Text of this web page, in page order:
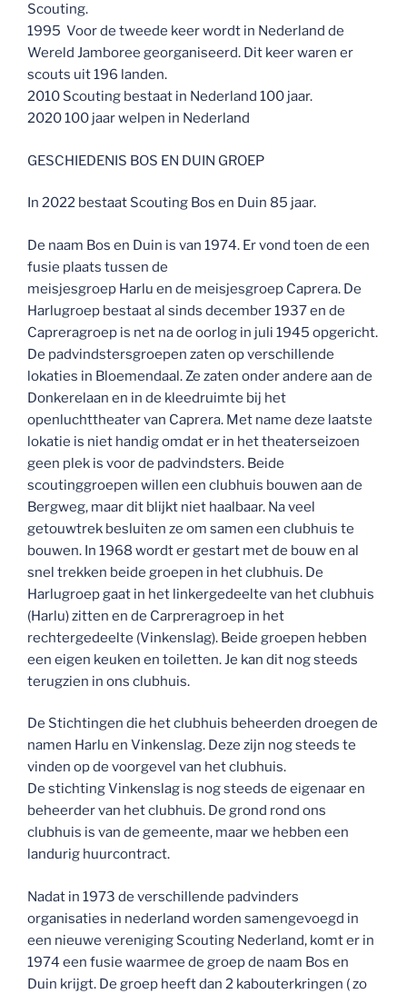
Scouting.
1995 Voor de tweede keer wordt in Nederland de
Wereld Jamboree georganiseerd. Dit keer waren er
scouts uit 196 landen.
2010 Scouting bestaat in Nederland 100 jaar.
2020 100 jaar welpen in Nederland
GESCHIEDENIS BOS EN DUIN GROEP
In 2022 bestaat Scouting Bos en Duin 85 jaar.
De naam Bos en Duin is van 1974. Er vond toen de een
fusie plaats tussen de
meisjesgroep Harlu en de meisjesgroep Caprera. De
Harlugroep bestaat al sinds december 1937 en de
Capreragroep is net na de oorlog in juli 1945 opgericht.
De padvindstersgroepen zaten op verschillende
lokaties in Bloemendaal. Ze zaten onder andere aan de
Donkerelaan en in de kleedruimte bij het
openluchttheater van Caprera. Met name deze laatste
lokatie is niet handig omdat er in het theaterseizoen
geen plek is voor de padvindsters. Beide
scoutinggroepen willen een clubhuis bouwen aan de
Bergweg, maar dit blijkt niet haalbaar. Na veel
getouwtrek besluiten ze om samen een clubhuis te
bouwen. In 1968 wordt er gestart met de bouw en al
snel trekken beide groepen in het clubhuis. De
Harlugroep gaat in het linkergedeelte van het clubhuis
(Harlu) zitten en de Carpreragroep in het
rechtergedeelte (Vinkenslag). Beide groepen hebben
een eigen keuken en toiletten. Je kan dit nog steeds
terugzien in ons clubhuis.
De Stichtingen die het clubhuis beheerden droegen de
namen Harlu en Vinkenslag. Deze zijn nog steeds te
vinden op de voorgevel van het clubhuis.
De stichting Vinkenslag is nog steeds de eigenaar en
beheerder van het clubhuis. De grond rond ons
clubhuis is van de gemeente, maar we hebben een
landurig huurcontract.
Nadat in 1973 de verschillende padvinders
organisaties in nederland worden samengevoegd in
een nieuwe vereniging Scouting Nederland, komt er in
1974 een fusie waarmee de groep de naam Bos en
Duin krijgt. De groep heeft dan 2 kabouterkringen ( zo